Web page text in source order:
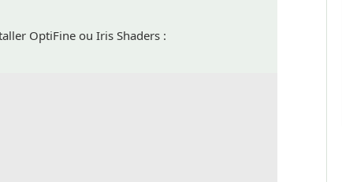
OptiFine ou Iris Shaders :